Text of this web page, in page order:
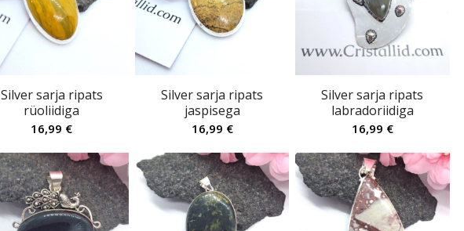
Silver sarja ripats
rüoliidiga
16,99 €
Silver sarja ripats
jaspisega
16,99 €
Silver sarja ripats
labradoriidiga
16,99 €